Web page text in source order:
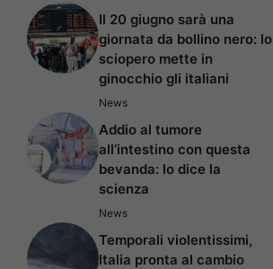
Il 20 giugno sarà una
giornata da bollino nero: lo
sciopero mette in
ginocchio gli italiani
News
Addio al tumore
all’intestino con questa
bevanda: lo dice la
scienza
News
Temporali violentissimi,
Italia pronta al cambio